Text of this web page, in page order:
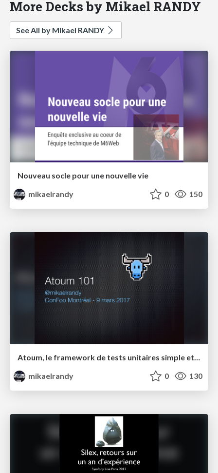
More Decks by Mikael RANDY
See All by Mikael RANDY
Nouveau socle pour une nouvelle vie
mikaelrandy
0 150
mikaelrandy
0 130